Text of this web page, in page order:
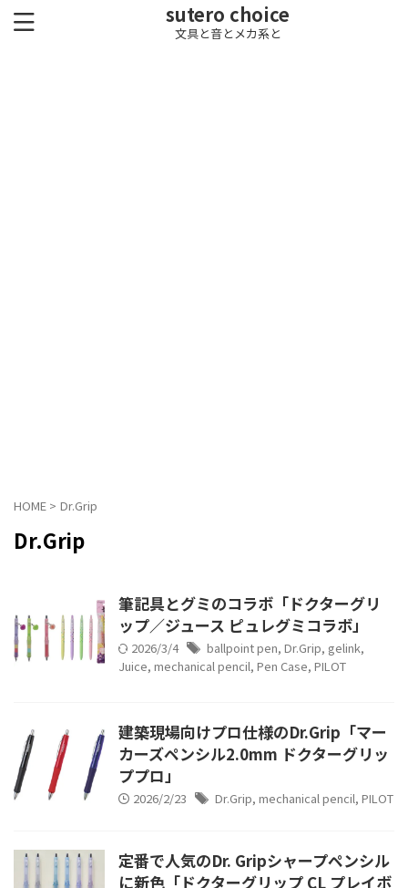
sutero choice
文具と音とメカ系と
HOME > Dr.Grip
Dr.Grip
筆記具とグミのコラボ「ドクターグリ
ップ／ジュース ピュレグミコラボ」
2026/3/4 ballpoint pen, Dr.Grip, gelink,
Juice, mechanical pencil, Pen Case, PILOT
建築現場向けプロ仕様のDr.Grip「マー
カーズペンシル2.0mm ドクターグリッ
ププロ」
2026/2/23 Dr.Grip, mechanical pencil, PILOT
定番で人気のDr. Gripシャープペンシル
に新色「ドクターグリップ CL プレイボ